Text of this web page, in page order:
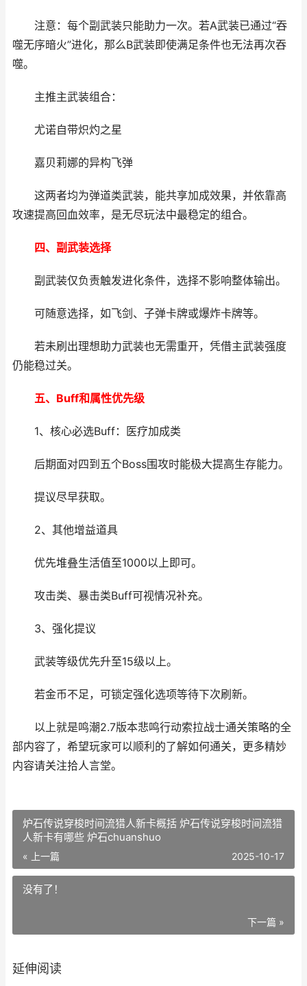
注意：每个副武装只能助力一次。若A武装已通过“吞
噬无序暗火”进化，那么B武装即使满足条件也无法再次吞
噬。
主推主武装组合：
尤诺自带炽灼之星
嘉贝莉娜的异构飞弹
这两者均为弹道类武装，能共享加成效果，并依靠高
攻速提高回血效率，是无尽玩法中最稳定的组合。
四、副武装选择
副武装仅负责触发进化条件，选择不影响整体输出。
可随意选择，如飞剑、子弹卡牌或爆炸卡牌等。
若未刷出理想助力武装也无需重开，凭借主武装强度
仍能稳过关。
五、Buff和属性优先级
1、核心必选Buff：医疗加成类
后期面对四到五个Boss围攻时能极大提高生存能力。
提议尽早获取。
2、其他增益道具
优先堆叠生活值至1000以上即可。
攻击类、暴击类Buff可视情况补充。
3、强化提议
武装等级优先升至15级以上。
若金币不足，可锁定强化选项等待下次刷新。
以上就是鸣潮2.7版本悲鸣行动索拉战士通关策略的全
部内容了，希望玩家可以顺利的了解如何通关，更多精妙
内容请关注拾人言堂。
炉石传说穿梭时间流猎人新卡概括 炉石传说穿梭时间流猎
人新卡有哪些 炉石chuanshuo
« 上一篇 2025-10-17
没有了！
下一篇 »
延伸阅读